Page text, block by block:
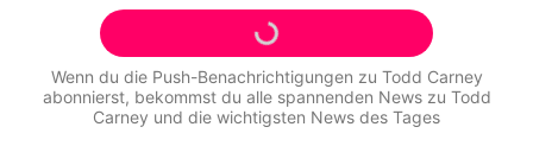
Alle Themen auf Promiflash
Jobs
App runterladen
Wenn du die Push-Benachrichtigungen zu Todd Carney
abonnierst, bekommst du alle spannenden News zu Todd
Carney und die wichtigsten News des Tages